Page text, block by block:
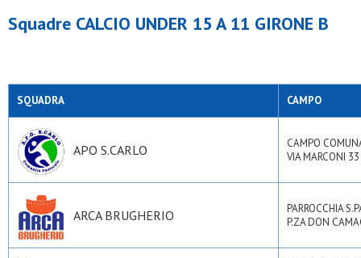
Squadre CALCIO UNDER 15 A 11 GIRONE B
SQUADRA CAMPO
APO S.CARLO
CAMPO
VIA MARCONI
ARCA BRUGHERIO
PARROCCHIA
P.ZA DON